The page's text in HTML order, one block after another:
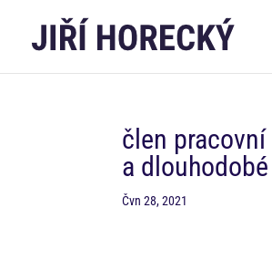
člen
a
Čvn 28, 2021